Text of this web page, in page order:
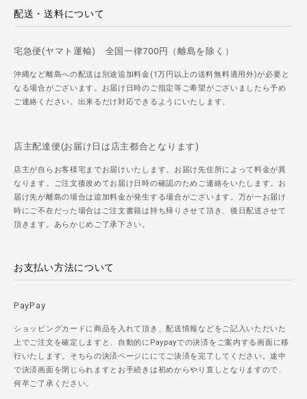
配送・送料について
宅急便(ヤマト運輸) 全国一律700円（離島を除く）
沖縄など離島への配送は別途追加料金(1万円以上の送料無料適用外)が必要と
なる場合がございます。お届け日時のご指定等ご希望がございましたら予め
ご連絡ください。出来るだけ対応できるようにいたします。
店主配達便(お届け日は店主都合となります)
店主が自らお客様宅までお届けいたします。お届け先住所によって料金が異
なります。ご注文後改めてお届け日時の確認のためご連絡をいたします。お
届け先が離島の場合は追加料金が発生する場合がございます。万が一お届け
時にご不在だった場合はご注文書籍は持ち帰りさせて頂き、後日配送させて
頂きます。あらかじめご了承下さい。
お支払い方法について
PayPay
ショッピングカードに商品を入れて頂き、配送情報などをご記入いただいた
上でご注文を確定しますと、自動的にPaypayでの決済をご案内する画面に移
行いたします。そちらの決済ページににてご決済を完了してください。途中
で決済画面を閉じられますとお手続きは初めからやり直しとなりますので、
何卒ご了承ください。